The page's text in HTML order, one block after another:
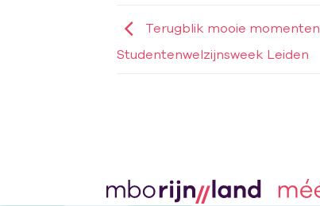
Terugblik mooie momenten
Studentenwelzijnsweek Leiden